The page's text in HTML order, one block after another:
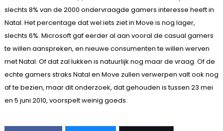
slechts 8% van de 2000 ondervraagde gamers interesse heeft in
Natal. Het percentage dat wel iets ziet in Move is nog lager,
slechts 6%. Microsoft gaf eerder al aan vooral de casual gamers
te willen aanspreken, en nieuwe consumenten te willen werven
met Natal. Of dat zal lukken is natuurlijk nog maar de vraag. Of de
echte gamers straks Natal en Move zullen verwerpen valt ook nog
af te bezien, maar dit onderzoek, dat gehouden is tussen 23 mei
en 5 juni 2010, voorspelt weinig goeds.